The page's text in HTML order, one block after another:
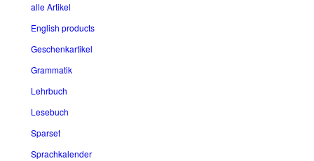
alle Artikel
English products
Geschenkartikel
Grammatik
Lehrbuch
Lesebuch
Sparset
Sprachkalender